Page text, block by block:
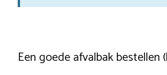
Een goede afvalbak bestellen